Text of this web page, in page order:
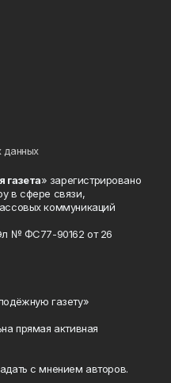
данных
газета» зарегистрировано
в сфере связи,
коммуникаций
№ ФС77-90162 от 26
газету»
прямая активная
с мнением авторов.